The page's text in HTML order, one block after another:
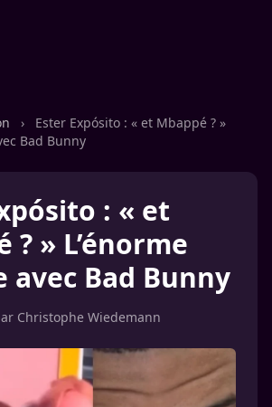
›
Ester Expósito : « et Mbappé ? »
Bad Bunny
: « et
? » L’énorme
avec Bad Bunny
Christophe Wiedemann